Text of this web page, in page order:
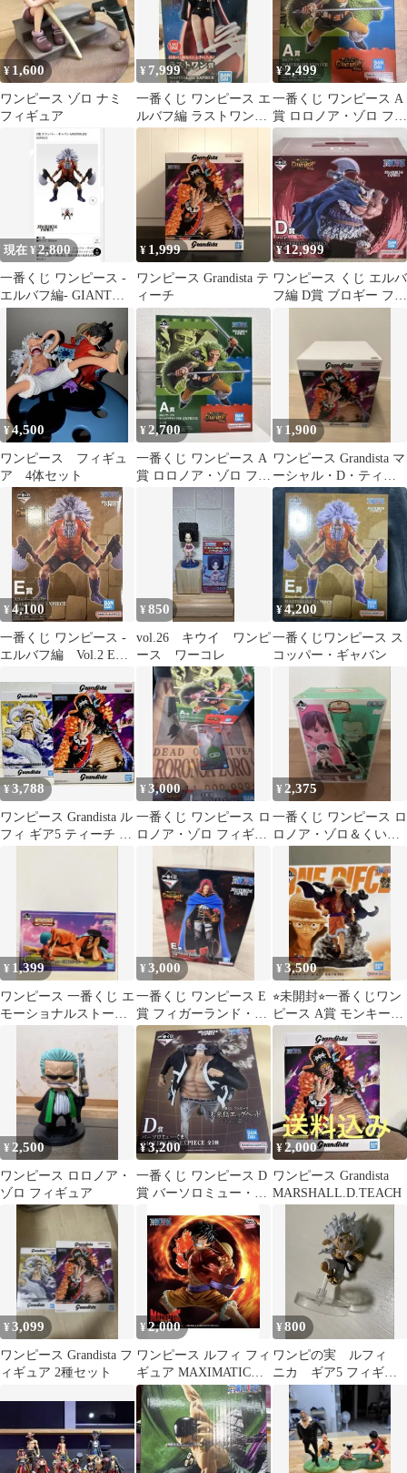
¥ 1,600
ワンピース ゾロ ナミ
フィギュア
¥ 7,999
一番くじ ワンピース エ
ルバフ編 ラストワン賞
軍子宮 フィギュア
¥2,499
一番くじ ワンピース A
賞 ロロノア・ゾロ フィ
ギュア
現在 ¥ 2,800
一番くじ ワンピース -
エルバフ編- GIANT
¥ 1,999
ワンピース Grandista テ
ィーチ
¥12,999
ワンピース くじ エルバ
フ編 D賞 ブロギー フィ
¥4,500
ワンピース フィギュ
ア 4体セット
¥2,700
一番くじ ワンピース A
賞 ロロノア・ゾロ フィ
¥ 1,900
ワンピース Grandista マ
ーシャル・D・ティー
チ フィギュア
¥4,100
一番くじ ワンピース -
エルバフ編 Vol.2 E賞
¥850
vol.26 キウイ ワンピ
ース ワーコレ
¥4,200
一番くじワンピース ス
コッパー・ギャバン
¥3,788
ワンピース Grandista ル
フィ ギア5 ティーチ フ
¥3,000
一番くじ ワンピース ロ
ロノア・ゾロ フィギュ
¥ 2,375
一番くじ ワンピース ロ
ロノア・ゾロ＆くいな
¥ 1,399
ワンピース 一番くじ エ
モーショナルストーリ
¥3,000
一番くじ ワンピース E
賞 フィガーランド・シ
ャムロック
¥3,500
⭐︎未開封⭐︎一番くじワン
ピース A賞 モンキー・
D・ルフィ フィギュア
¥2,500
ワンピース ロロノア・
ゾロ フィギュア
¥3,200
一番くじ ワンピース D
賞 バーソロミュー・く
¥2,000
ワンピース Grandista
MARSHALL.D.TEACH
¥3,099
ワンピース Grandista フ
ィギュア 2種セット
¥2,000
ワンピース ルフィ フィ
ギュア MAXIMATIC
PLUS
¥800
ワンピの実 ルフィ
ニカ ギア5 フィギュ
ア ワンピース ONE
PIECE